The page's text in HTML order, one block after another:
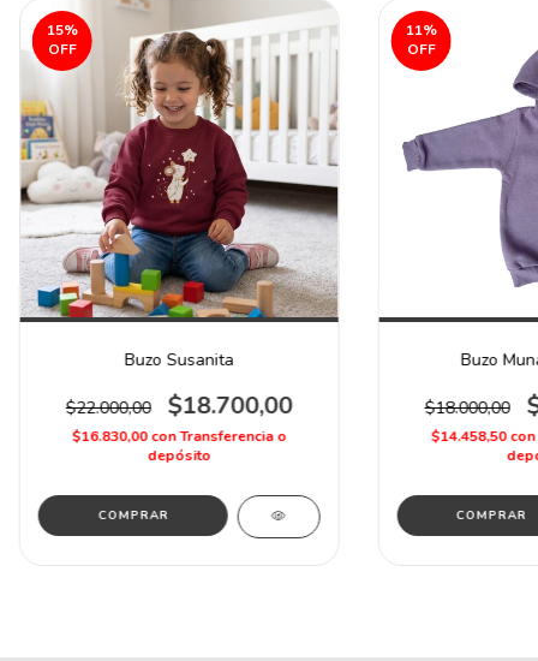
15%
OFF
Buzo Susanita
$22.000,00 $18.700,00
$16.830,00conTransferencia o
depósito
COMPRAR
11%
OFF
Buzo
$18.000,00
$14.458,50con
COMPRAR